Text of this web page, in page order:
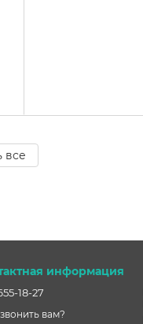
все
информация
18-27
вам?